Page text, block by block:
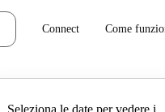
Connect Come
Seleziona le date per vedere i